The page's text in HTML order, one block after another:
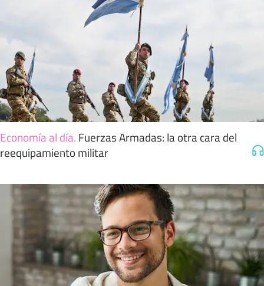
Economía al día. Fuerzas Armadas: la otra cara del
reequipamiento militar